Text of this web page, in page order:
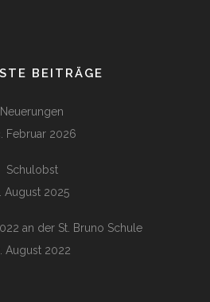
BEITRÄGE
Neuerungen
Februar 2026
Schulobst
August 2025
an der St. Bruno Schule
August 2022